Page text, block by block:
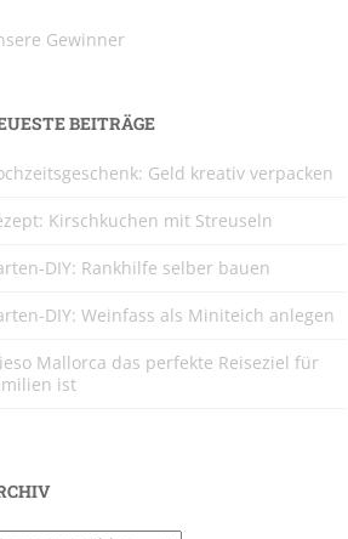
Gewinner
BEITRÄGE
Geld kreativ verpacken
Kirschkuchen mit Streuseln
DIY: Rankhilfe selber bauen
DIY: Weinfass als Miniteich anlegen
Mallorca das perfekte Reiseziel für
ist